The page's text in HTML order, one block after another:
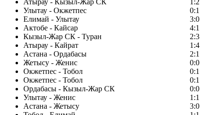
Атырау - Кызыл-Жар СК
1:2
Улытау - Окжетпес
0:1
Елимай - Улытау
3:0
Актобе - Кайсар
4:1
Кызыл-Жар СК - Туран
2:3
Атырау - Кайрат
1:4
Астана - Ордабасы
2:1
Жетысу - Женис
0:0
Окжетпес - Тобол
0:1
Окжетпес - Тобол
0:1
Ордабасы - Кызыл-Жар СК
0:0
Улытау - Женис
1:1
Астана - Жетысу
3:0